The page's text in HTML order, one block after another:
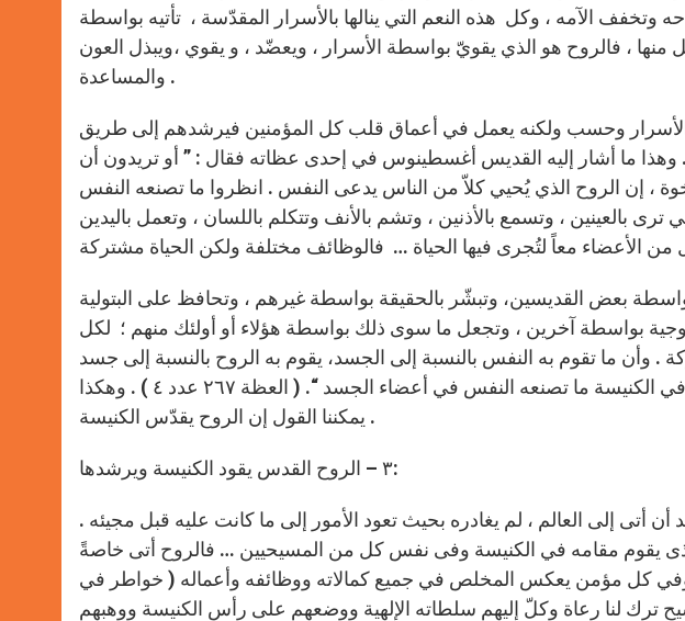
الآمه ، وكل هذه النعم التي ينالها بالأسرار المقدّسة ، تأتيه بواسطة
، فالروح هو الذي يقويّ بواسطة الأسرار ، ويعضّد ، و يقوي ،ويبذل العون
والمساعدة .
وحسب ولكنه يعمل في أعماق قلب كل المؤمنين فيرشدهم إلى طريق
وهذا ما أشار إليه القديس أغسطينوس في إحدى عظاته فقال : ” أو تريدون أن
، إن الروح الذي يُحيي كلاّ من الناس يدعى النفس . انظروا ما تصنعه النفس
بالعينين ، وتسمع بالأذنين ، وتشم بالأنف وتتكلم باللسان ، وتعمل باليدين
بعض القديسين، وتبشّر بالحقيقة بواسطة غيرهم ، وتحافظ على البتولية
بواسطة آخرين ، وتجعل ما سوى ذلك بواسطة هؤلاء أو أولئك منهم ؛ لكل
. وأن ما تقوم به النفس بالنسبة إلى الجسد، يقوم به الروح بالنسبة إلى جسد
المسيح الذي هو الكنيسة . فالروح يصنع في الكنيسة ما تصنعه النفس في أعضاء الجسد “. ( العظة ٢٦٧ عدد ٤ ) . وهكذا
يمكننا القول إن الروح يقدّس الكنيسة .
٣ – الروح القدس يقود الكنيسة ويرشدها:
أتى إلى العالم ، لم يغادره بحيث تعود الأمور إلى ما كانت عليه قبل مجيئه .
يقوم مقامه في الكنيسة وفى نفس كل من المسيحيين … فالروح أتى خاصةً
كل مؤمن يعكس المخلص في جميع كمالاته ووظائفه وأعماله ( خواطر في
تركنا المسيح ترك لنا رعاة وكلّ إليهم سلطاته الإلهية ووضعهم على رأس الكنيسة ووهبهم